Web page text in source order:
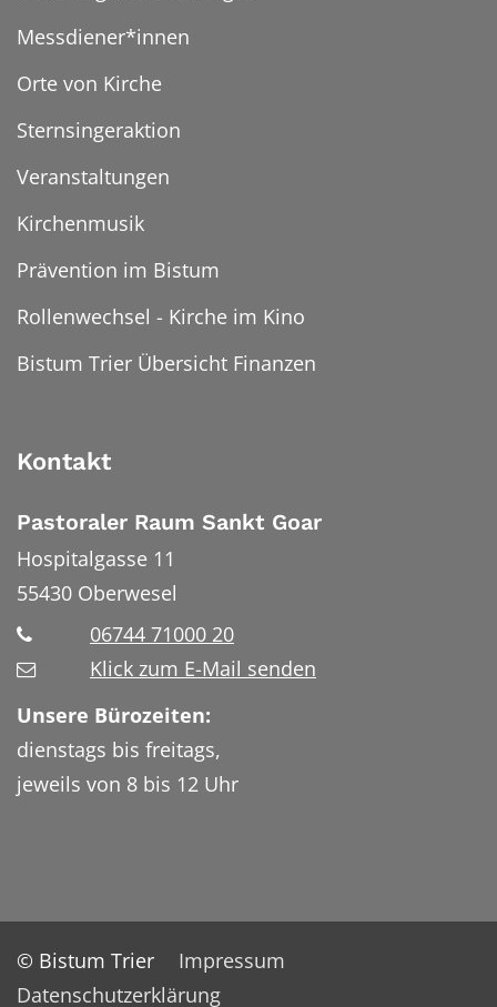
Messdiener*innen
Orte von Kirche
Sternsingeraktion
Veranstaltungen
Kirchenmusik
Prävention im Bistum
Rollenwechsel - Kirche im Kino
Bistum Trier Übersicht Finanzen
Kontakt
Pastoraler Raum Sankt Goar
Hospitalgasse 11
55430 Oberwesel
06744 71000 20
Klick zum E-Mail senden
Unsere Bürozeiten:
dienstags bis freitags,
jeweils von 8 bis 12 Uhr
© Bistum Trier
Impressum
Datenschutzerklärung